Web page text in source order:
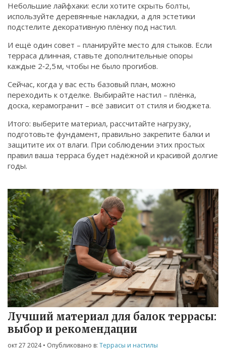
Небольшие лайфхаки: если хотите скрыть болты,
используйте деревянные накладки, а для эстетики
подстелите декоративную плёнку под настил.
И ещё один совет – планируйте место для стыков. Если
терраса длинная, ставьте дополнительные опоры
каждые 2‑2,5 м, чтобы не было прогибов.
Сейчас, когда у вас есть базовый план, можно
переходить к отделке. Выбирайте настил – плёнка,
доска, керамогранит – всё зависит от стиля и бюджета.
Итого: выберите материал, рассчитайте нагрузку,
подготовьте фундамент, правильно закрепите балки и
защитите их от влаги. При соблюдении этих простых
правил ваша терраса будет надёжной и красивой долгие
годы.
Лучший материал для балок террасы:
выбор и рекомендации
окт 27 2024• Опубликовано в: Террасы и настилы